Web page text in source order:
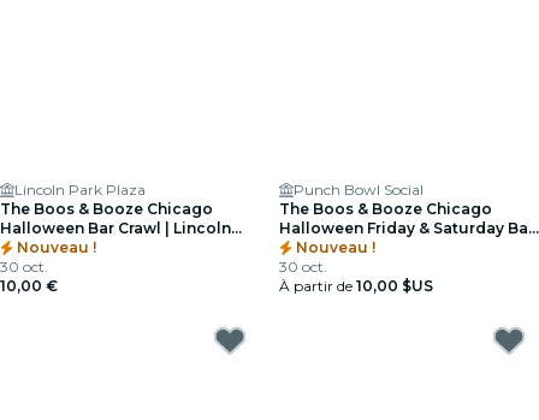
Lincoln Park Plaza
The Boos & Booze Chicago
Halloween Bar Crawl | Lincoln
ParkNouveau !
30 oct.
10,00 €
Punch Bowl Social
The Boos & Booze Chicago
Halloween Friday & Saturday Bar
Crawl | West Loop
Nouveau !
30 oct.
À partir de 10,00 $US